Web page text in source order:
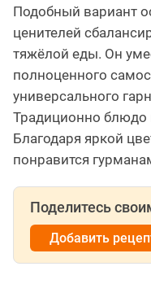
Подобный вариант
ценителей
тяжёлой еды. Он
полноценного
универсального
Традиционно блюдо
Благодаря яркой
понравится
Поделитесь
Добавить